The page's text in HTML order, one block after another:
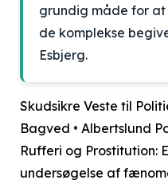
grundig måde for at
de komplekse
Esbjerg.
Skudsikre Veste til
Bagved • Albertslund
Rufferi og Prostitution:
undersøgelse af